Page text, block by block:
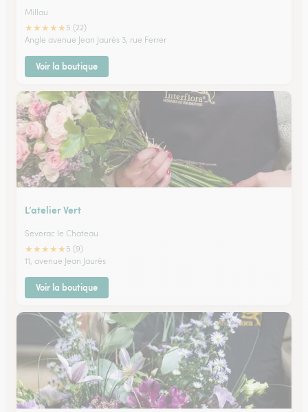
Millau
★★★★★ 5 (22)
Angle avenue Jean Jaurès 3, rue Ferrer
Voir la boutique
L’atelier Vert
Severac le Chateau
★★★★★ 5 (9)
11, avenue Jean Jaurès
Voir la boutique